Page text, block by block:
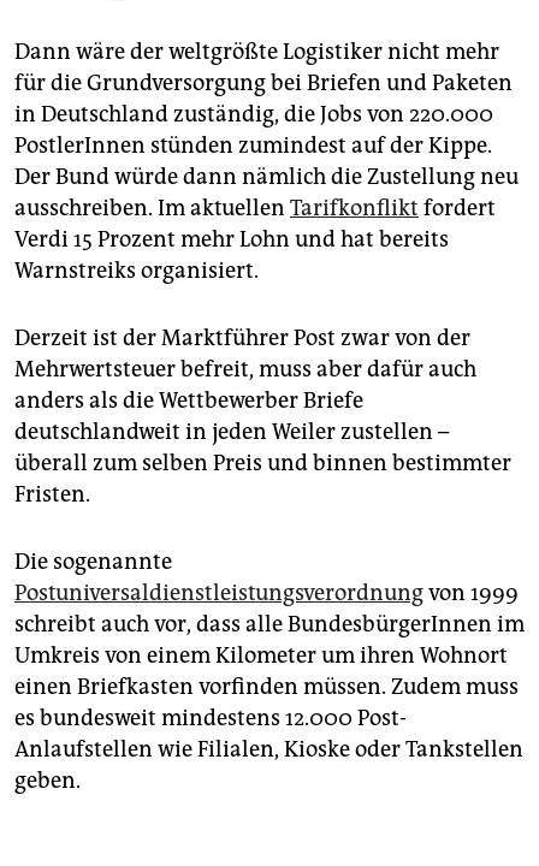
Dann wäre der weltgrößte Logistiker nicht mehr
für die Grundversorgung bei Briefen und Paketen
in Deutschland zuständig, die Jobs von 220.000
PostlerInnen stünden zumindest auf der Kippe.
Der Bund würde dann nämlich die Zustellung neu
ausschreiben. Im aktuellen Tarifkonflikt fordert
Verdi 15 Prozent mehr Lohn und hat bereits
Warnstreiks organisiert.
Derzeit ist der Marktführer Post zwar von der
Mehrwertsteuer befreit, muss aber dafür auch
anders als die Wettbewerber Briefe
deutschlandweit in jeden Weiler zustellen –
überall zum selben Preis und binnen bestimmter
Fristen.
Die sogenannte
Postuniversaldienstleistungsverordnungvon 1999
schreibt auch vor, dass alle BundesbürgerInnen im
Umkreis von einem Kilometer um ihren Wohnort
einen Briefkasten vorfinden müssen. Zudem muss
es bundesweit mindestens 12.000 Post-
Anlaufstellen wie Filialen, Kioske oder Tankstellen
geben.